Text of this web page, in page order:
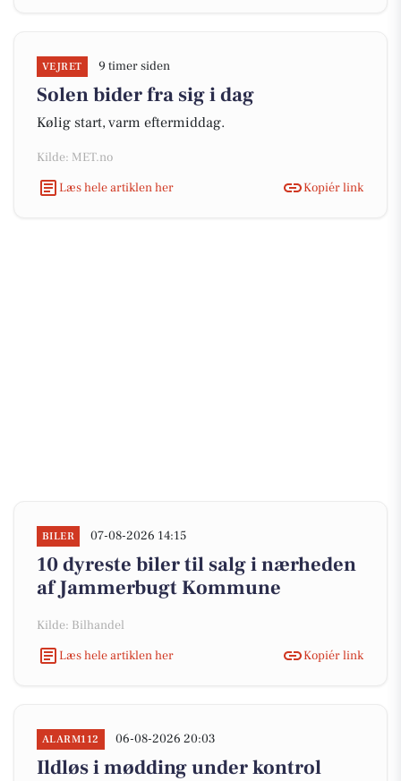
VEJRET 9 timer siden
Solen bider fra sig i dag
Kølig start, varm eftermiddag.
Kilde: MET.no
Læs hele artiklen her
Kopiér link
BILER 07-08-2026 14:15
10 dyreste biler til salg i nærheden
af Jammerbugt Kommune
Kilde: Bilhandel
Læs hele artiklen her
Kopiér link
ALARM112 06-08-2026 20:03
Ildløs i mødding under kontrol